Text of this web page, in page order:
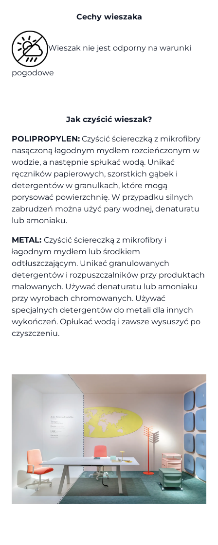
Cechy wieszaka
Wieszak nie jest odporny na warunki
pogodowe
Jak czyścić wieszak?
POLIPROPYLEN: Czyścić ściereczką z mikrofibry
nasączoną łagodnym mydłem rozcieńczonym w
wodzie, a następnie spłukać wodą. Unikać
ręczników papierowych, szorstkich gąbek i
detergentów w granulkach, które mogą
porysować powierzchnię. W przypadku silnych
zabrudzeń można użyć pary wodnej, denaturatu
lub amoniaku.
METAL: Czyścić ściereczką z mikrofibry i
łagodnym mydłem lub środkiem
odtłuszczającym. Unikać granulowanych
detergentów i rozpuszczalników przy produktach
malowanych. Używać denaturatu lub amoniaku
przy wyrobach chromowanych. Używać
specjalnych detergentów do metali dla innych
wykończeń. Opłukać wodą i zawsze wysuszyć po
czyszczeniu.